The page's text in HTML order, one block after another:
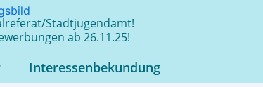
Stadtjugendamt!
ab 26.11.25!
Interessenbekundung